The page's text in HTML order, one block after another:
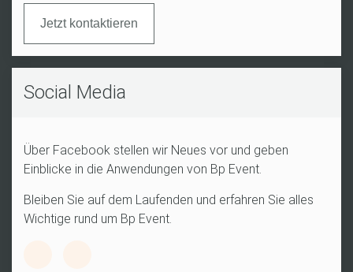
Jetzt kontaktieren
Social Media
Über Facebook stellen wir Neues vor und geben
Einblicke in die Anwendungen von Bp Event.
Bleiben Sie auf dem Laufenden und erfahren Sie alles
Wichtige rund um Bp Event.